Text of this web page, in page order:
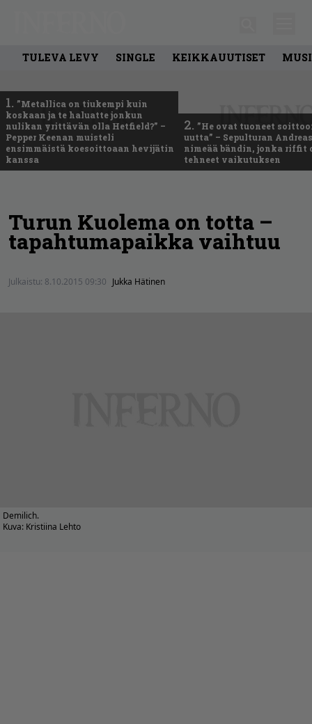
TULEVA LEVY SINGLE KEIKKAUUTISET
1. ”Metallica on tiukempi kuin
koskaan ja te haluatte jonkun
nulikan yrittävän olla Hetfield?” –
Pepper Keenan muisteli
ensimmäistä koesoittoaan hevijätin
kanssa
2. ”He ovat tuoneet
uutta” – Sepulturan
nimeää bändin, jonka riffit
tehneet vaikutuksen
Turun Kuolema on totta –
tapahtumapaikka vaihtuu
Julkaistu: 8.10.2015 09:30 Jukka Hätinen
Demilich.
Kuva: Kristiina Lehto